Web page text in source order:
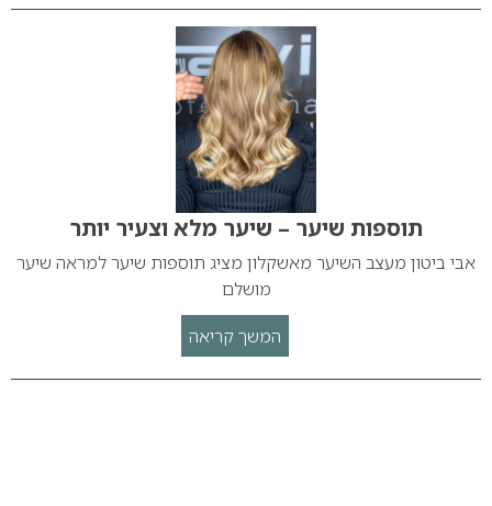
תוספות שיער – שיער מלא וצעיר יותר
אבי ביטון מעצב השיער מאשקלון מציג תוספות שיער למראה שיער
מושלם
המשך קריאה